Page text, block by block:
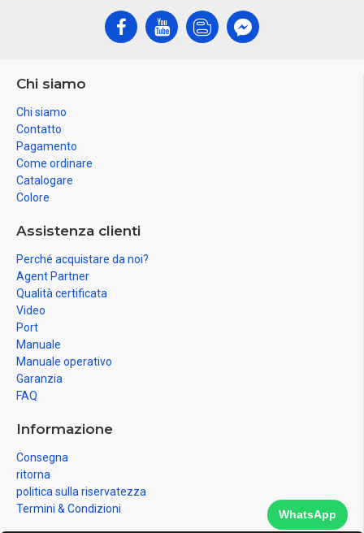
Chi siamo
Chi siamo
Contatto
Pagamento
Come ordinare
Catalogare
Colore
Assistenza clienti
Perché acquistare da noi?
Agent Partner
Qualità certificata
Video
Port
Manuale
Manuale operativo
Garanzia
FAQ
Informazione
Consegna
ritorna
politica sulla riservatezza
Termini & Condizioni
WhatsApp